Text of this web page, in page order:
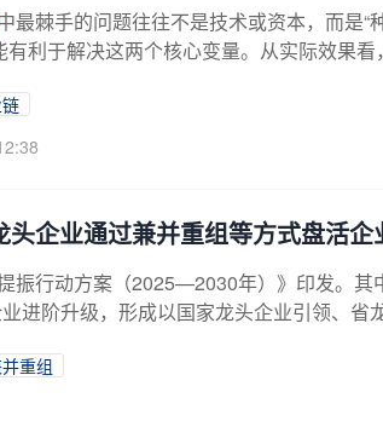
最棘手的问题往往不是技术或资本，而是“
有利于解决这两个核心变量。从实际效果
头企业通过兼并重组等方式盘活企
振行动方案（2025—2030年）》印发。其
进阶升级，形成以国家龙头企业引领、省
重组